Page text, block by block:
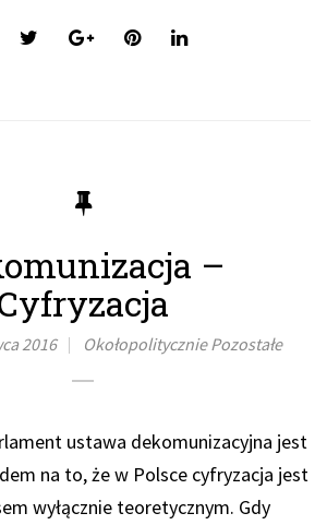
–
2016 Okołopolitycznie Pozostałe
ustawa dekomunizacyjna jest
na to, że w Polsce cyfryzacja jest
wyłącznie teoretycznym. Gdy